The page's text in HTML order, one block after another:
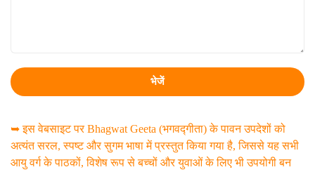
➥ इस वेबसाइट पर Bhagwat Geeta (भगवद्गीता) के पावन उपदेशों को
अत्यंत सरल, स्पष्ट और सुगम भाषा में प्रस्तुत किया गया है, जिससे यह सभी
आयु वर्ग के पाठकों, विशेष रूप से बच्चों और युवाओं के लिए भी उपयोगी बन